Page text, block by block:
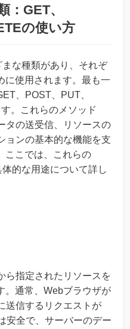
：GET、
の使い方
な種類があり、それぞ
に使用されます。最も一
、POST、PUT、
。これらのメソッド
タの送受信、リソースの
ョンの基本的な機能を支
ここでは、これらの
的な用途について詳し
ら指定されたリソースを
。通常、Webブラウザが
送信するリクエストが
安全で、サーバーのデー